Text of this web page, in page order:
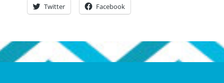
Twitter Facebook